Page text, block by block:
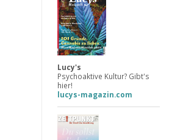
Lucy's
Psychoaktive Kultur? Gibt's
hier!
lucys-magazin.com